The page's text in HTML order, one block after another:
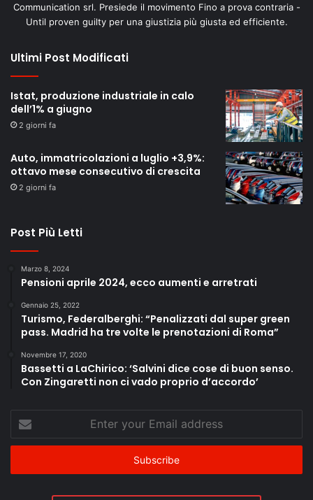
Communication srl. Presiede il movimento Fino a prova contraria -
Until proven guilty per una giustizia più giusta ed efficiente.
Ultimi Post Modificati
Istat, produzione industriale in calo
dell’1% a giugno
2 giorni fa
Auto, immatricolazioni a luglio +3,9%:
ottavo mese consecutivo di crescita
2 giorni fa
Post Più Letti
Marzo 8, 2024
Pensioni aprile 2024, ecco aumenti e arretrati
Gennaio 25, 2022
Turismo, Federalberghi: “Penalizzati dal super green
pass. Madrid ha tre volte le prenotazioni di Roma”
Novembre 17, 2020
Bassetti a LaChirico: ‘Salvini dice cose di buon senso.
Con Zingaretti non ci vado proprio d’accordo’
your
Email